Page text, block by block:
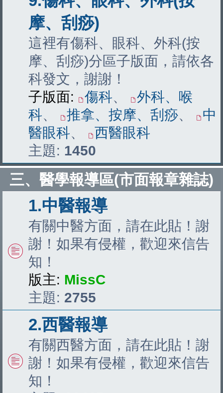
摩、刮痧)
這裡有傷科、眼科、外科(按
摩、刮痧)分區子版面，請依各
科發文，謝謝！
子版面:
傷科、
外科、喉
科、 推拿、按摩、刮痧、
中
醫眼科、
西醫眼科
主題: 1450
三、醫學報導區(市面報章雜誌)
1.中醫報導
有關中醫方面，請在此貼！謝
謝！如果有侵權，歡迎來信告
知！
版主: MissC
主題: 2755
2.西醫報導
有關西醫方面，請在此貼！謝
謝！如果有侵權，歡迎來信告
知！